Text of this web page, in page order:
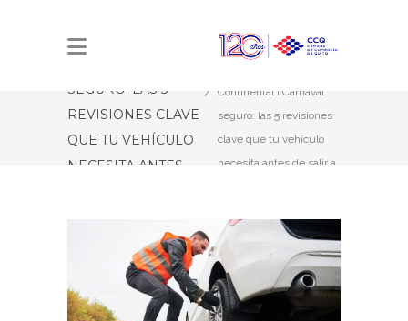
CONTINENTAL I
SEGURO: LAS 5
REVISIONES CLAVE
QUE TU VEHÍCULO
NECESITA ANTES
Continental I Carnaval
seguro: las 5 revisiones
clave que tu vehículo
necesita antes de salir a